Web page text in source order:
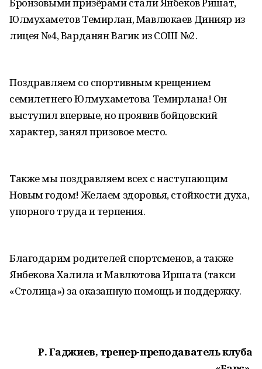
Юлмухаметов Темирлан, Мавлюкаев Динияр из
лицея №4, Варданян Вагик из СОШ №2.
Поздравляем со спортивным крещением
семилетнего Юлмухаметова Темирлана! Он
выступил впервые, но проявив бойцовский
характер, занял призовое место.
Также мы поздравляем всех с наступающим
Новым годом! Желаем здоровья, стойкости духа,
упорного труда и терпения.
Благодарим родителей спортсменов, а также
Янбекова Халила и Мавлютова Иршата (такси
«Столица») за оказанную помощь и поддержку.
Р. Гаджиев, тренер-преподаватель клуба